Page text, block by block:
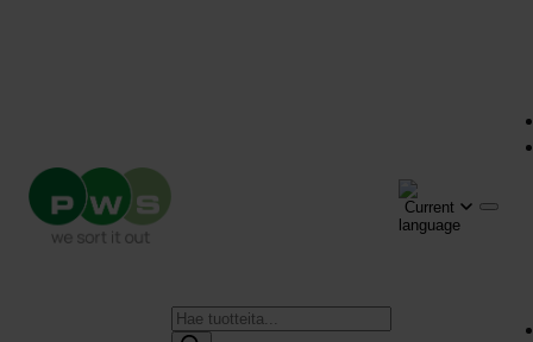
Products